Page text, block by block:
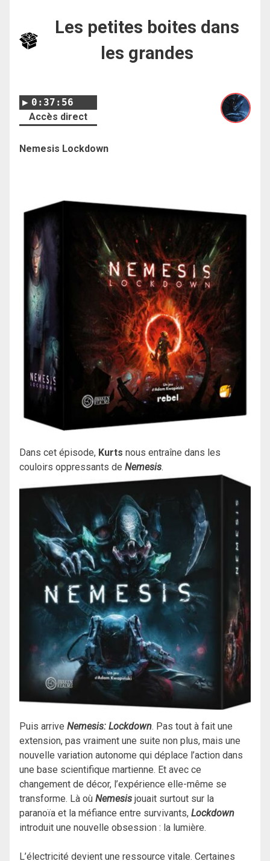
Les petites boites dans
les grandes
0:37:56
Accès direct
Nemesis Lockdown
Dans cet épisode, Kurts nous entraîne dans les
couloirs oppressants de Nemesis.
Puis arrive Nemesis: Lockdown. Pas tout à fait une
extension, pas vraiment une suite non plus, mais une
nouvelle variation autonome qui déplace l’action dans
une base scientifique martienne. Et avec ce
changement de décor, l’expérience elle-même se
transforme. Là où Nemesis jouait surtout sur la
paranoïa et la méfiance entre survivants, Lockdown
introduit une nouvelle obsession : la lumière.
L’électricité devient une ressource vitale. Certaines